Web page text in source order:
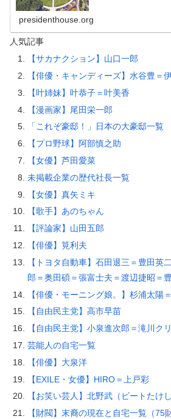
presidenthouse.org
人気記事
【サカナクション】山口一郎
【俳優・キャンディーズ】水谷豊＝
【叶姉妹】叶恭子＝叶美香
【漫画家】尾田栄一郎
「これぞ豪邸！」日本の大豪邸一覧
【プロ野球】阿部慎之助
【女優】芦田愛菜
未掲載企業の歴代社長一覧
【女優】真矢ミキ
【歌手】あのちゃん
【評論家】山田五郎
【俳優】筧利夫
【トヨタ自動車】石田退三＝豊田英
郎＝奥田碩＝張富士夫＝渡辺捷昭＝
【俳優・モーニング娘。】杉浦太陽
【自由民主党】高市早苗
【自由民主党】小泉進次郎＝滝川ク
芸能人の自宅一覧
【俳優】大泉洋
【EXILE・女優】HIRO＝上戸彩
【お笑い芸人】北野武（ビートたけし
【財閥】末裔の現在と自宅一覧（75